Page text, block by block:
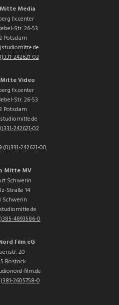
Media
fx.center
Str. 26-53
Potsdam
242621-02
Video
fx.center
Str. 26-53
Potsdam
242621-02
(0)331-242621-00
Mitte MV
Schwerin
Straße 14
Schwerin
4893586-0
Film eG
20
Rostock
film.de
2605758-0